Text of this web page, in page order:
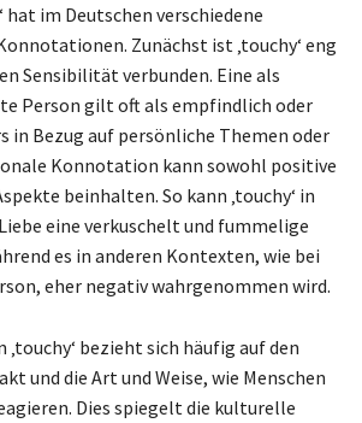
hat im Deutschen verschiedene
Zunächst ist ‚touchy‘ eng
Sensibilität verbunden. Eine als
Person gilt oft als empfindlich oder
in Bezug auf persönliche Themen oder
Konnotation kann sowohl positive
beinhalten. So kann ‚touchy‘ in
eine verkuschelt und fummelige
es in anderen Kontexten, wie bei
eher negativ wahrgenommen wird.
bezieht sich häufig auf den
und die Art und Weise, wie Menschen
Dies spiegelt die kulturelle